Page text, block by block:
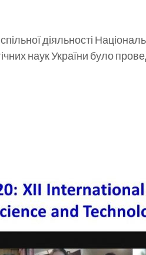
діяльності
наук України було